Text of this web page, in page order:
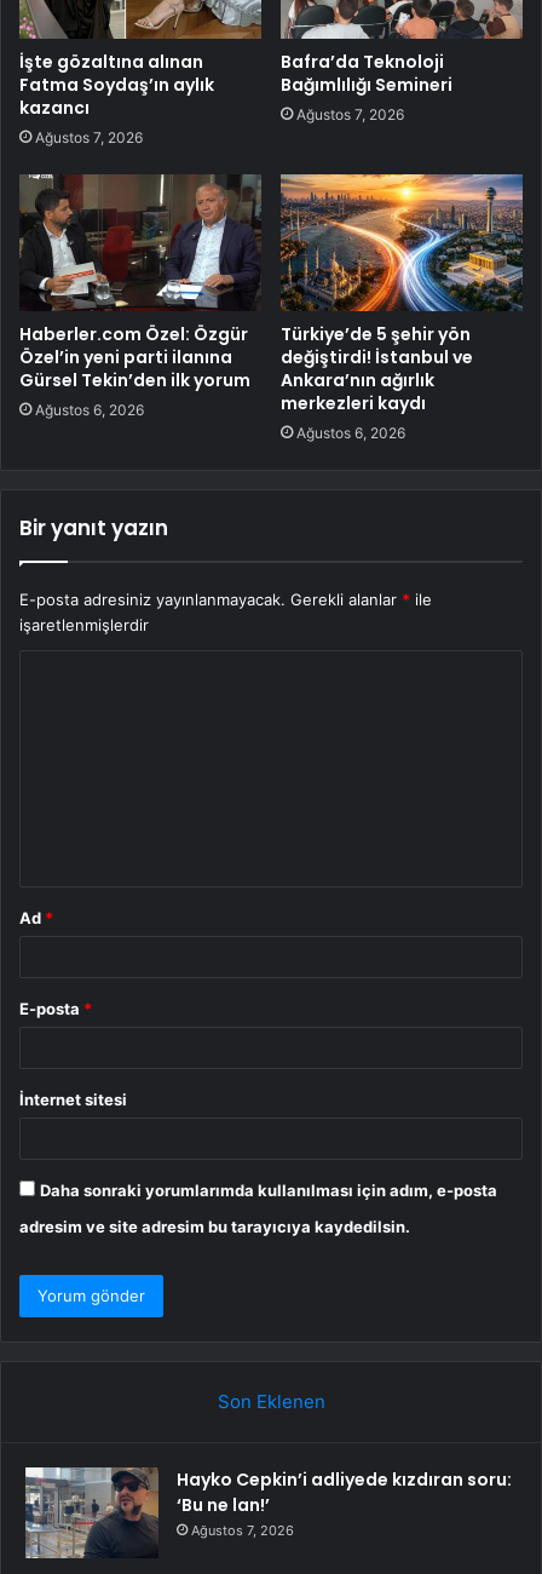
İşte gözaltına alınan
Fatma Soydaş’ın aylık
kazancı
Ağustos 7, 2026
Bafra’da Teknoloji
Bağımlılığı Semineri
Ağustos 7, 2026
Haberler.com Özel: Özgür
Özel’in yeni parti ilanına
Gürsel Tekin’den ilk yorum
Ağustos 6, 2026
Türkiye’de 5 şehir yön
değiştirdi! İstanbul ve
Ankara’nın ağırlık
merkezleri kaydı
Ağustos 6, 2026
Bir yanıt yazın
E-posta adresiniz yayınlanmayacak. Gerekli alanlar * ile
işaretlenmişlerdir
Ad *
E-posta *
İnternet sitesi
Daha sonraki yorumlarımda kullanılması için adım, e-posta
adresim ve site adresim bu tarayıcıya kaydedilsin.
Son Eklenen
Hayko Cepkin’i adliyede kızdıran soru:
‘Bu ne lan!’
Ağustos 7, 2026